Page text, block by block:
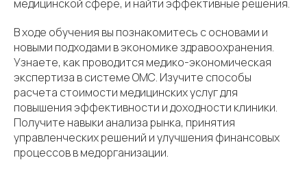
медицинской сфере, и найти эффективные решения.
В ходе обучения вы познакомитесь с основами и
новыми подходами в экономике здравоохранения.
Узнаете, как проводится медико-экономическая
экспертиза в системе ОМС. Изучите способы
расчета стоимости медицинских услуг для
повышения эффективности и доходности клиники.
Получите навыки анализа рынка, принятия
управленческих решений и улучшения финансовых
процессов в медорганизации.